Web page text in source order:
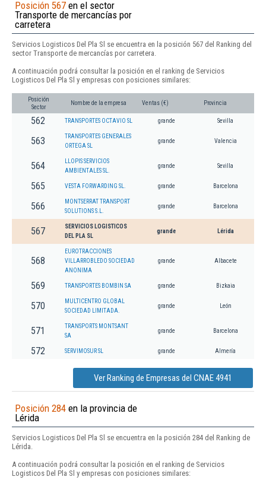
Posición 567 en el sector
Transporte de mercancías por
carretera
Servicios Logisticos Del Pla Sl se encuentra en la posición 567 del Ranking del
sector Transporte de mercancías por carretera.
A continuación podrá consultar la posición en el ranking de Servicios
Logisticos Del Pla Sl y empresas con posiciones similares:
Posición
Sector
Nombre de la empresa Ventas (€) Provincia
562 TRANSPORTES OCTAVIO SL grande Sevilla
563
TRANSPORTES GENERALES
ORTEGA SL
grande Valencia
564
LLOPIS SERVICIOS
AMBIENTALES SL.
grande Sevilla
565 VESTA FORWARDING SL. grande Barcelona
566
MONTSERRAT TRANSPORT
SOLUTIONS S.L.
grande Barcelona
567
SERVICIOS LOGISTICOS
DEL PLA SL
grande Lérida
568
EUROTRACCIONES
VILLARROBLEDO SOCIEDAD
ANONIMA
grande Albacete
569 TRANSPORTES BOMBIN SA grande Bizkaia
570
MULTICENTRO GLOBAL
SOCIEDAD LIMITADA.
grande León
571
TRANSPORTS MONTSANT
SA
grande Barcelona
572 SERVIMOSUR SL grande Almería
Ver Ranking de Empresas del CNAE 4941
Posición 284 en la provincia de
Lérida
Servicios Logisticos Del Pla Sl se encuentra en la posición 284 del Ranking de
Lérida.
A continuación podrá consultar la posición en el ranking de Servicios
Logisticos Del Pla Sl y empresas con posiciones similares: